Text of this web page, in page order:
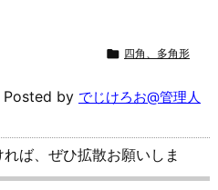
 四角、多角形
Posted by でじけろお@管理人
ば、ぜひ拡散お願いしま